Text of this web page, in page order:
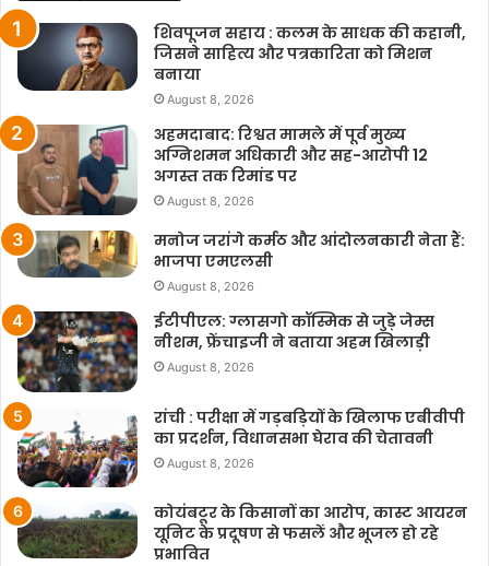
शिवपूजन सहाय : कलम के साधक की कहानी,
जिसने साहित्य और पत्रकारिता को मिशन
बनाया
August 8, 2026
अहमदाबाद: रिश्वत मामले में पूर्व मुख्य
अग्निशमन अधिकारी और सह-आरोपी 12
अगस्त तक रिमांड पर
August 8, 2026
मनोज जरांगे कर्मठ और आंदोलनकारी नेता हैं:
भाजपा एमएलसी
August 8, 2026
ईटीपीएल: ग्लासगो कॉस्मिक से जुड़े जेम्स
नीशम, फ्रेंचाइजी ने बताया अहम खिलाड़ी
August 8, 2026
रांची : परीक्षा में गड़बड़ियों के खिलाफ एबीवीपी
का प्रदर्शन, विधानसभा घेराव की चेतावनी
August 8, 2026
कोयंबटूर के किसानों का आरोप, कास्ट आयरन
यूनिट के प्रदूषण से फसलें और भूजल हो रहे
प्रभावित